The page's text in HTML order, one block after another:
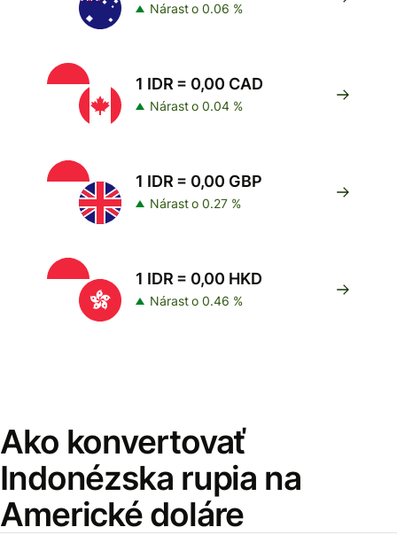
Nárast o 0.06 %
1 IDR = 0,00 CAD
Nárast o 0.04 %
1 IDR = 0,00 GBP
Nárast o 0.27 %
1 IDR = 0,00 HKD
Nárast o 0.46 %
Ako konvertovať
Indonézska rupia na
Americké doláre